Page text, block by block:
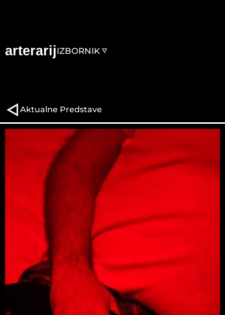
arterarijIZBORNIK
Aktualne Predstave